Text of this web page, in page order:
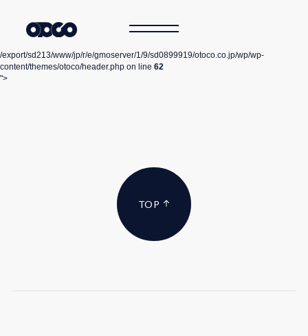
/export/sd213/www/jp/r/e/gmoserver/1/9/sd0899919/otoco.co.jp/wp/wp-
content/themes/otoco/header.php on line 62
">
TOP